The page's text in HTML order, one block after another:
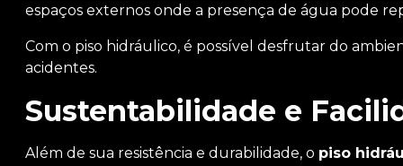
espaços externos onde a presença de água pode
Com o piso hidráulico, é possível desfrutar do
acidentes.
Sustentabilidade e
Além de sua resistência e durabilidade, o piso